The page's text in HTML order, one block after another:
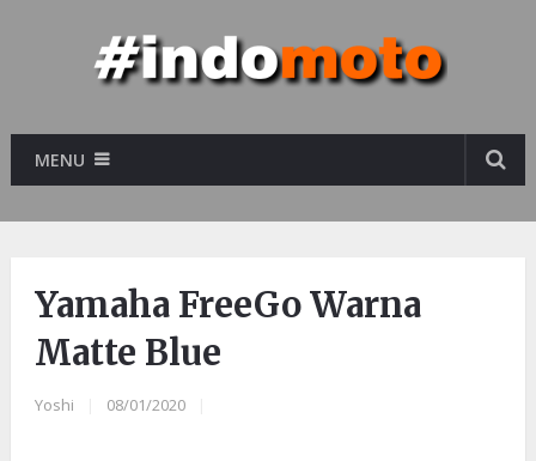
MENU
Yamaha FreeGo Warna
Matte Blue
Yoshi 08/01/2020